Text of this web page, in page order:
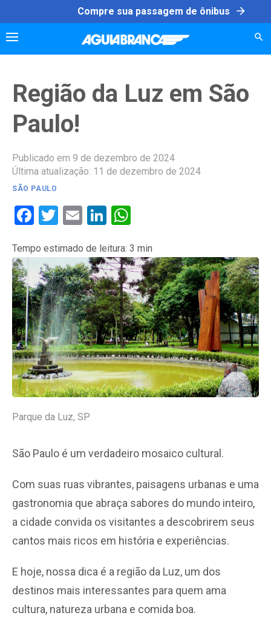
to
content
Compre sua passagem de ônibus arrow_forward
Região da Luz em São
Paulo!
Publicado em 9 de dezembro de 2024
Última atualização: 11 de dezembro de 2024
SÃO PAULO
Facebook
Twitter
EmailLinkedIn
Tempo estimado de leitura: 3 min
Parque da Luz, SP
São Paulo é um verdadeiro mosaico cultural.
Com suas ruas vibrantes, paisagens urbanas e uma
gastronomia que abraça sabores do mundo inteiro,
a cidade convida os visitantes a descobrirem seus
cantos mais ricos em história e experiências.
E hoje, nossa dica é a região da Luz, um dos
destinos mais interessantes para quem ama
cultura, natureza urbana e comida boa.